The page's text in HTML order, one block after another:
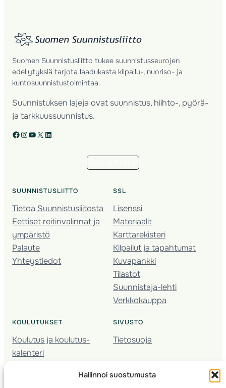
Hallinnoi suostumusta
Suomen Suunnistusliitto tukee suunnistusseurojen
edellytyksiä tarjota laadukasta kilpailu-, nuoriso- ja
kuntosuunnistustoimintaa.
Suunnistuksen lajeja ovat suunnistus, hiihto-, pyörä-
ja tarkkuussuunnistus.
Facebook Instagram YouTube X LinkedIn
SUUNNISTUSLIITTO
Tietoa Suunnistusliitosta
Eettiset reitinvalinnat ja
ympäristö
Palaute
Yhteystiedot
SSL
Lisenssi
Materiaalit
Karttarekisteri
Kilpailut ja tapahtumat
Kuvapankki
Tilastot
Suunnistaja-lehti
Verkkokauppa
KOULUTUKSET
Koulutus ja koulutus­
kalenteri
Seura­kehittäminen
SIVUSTO
Tietosuoja